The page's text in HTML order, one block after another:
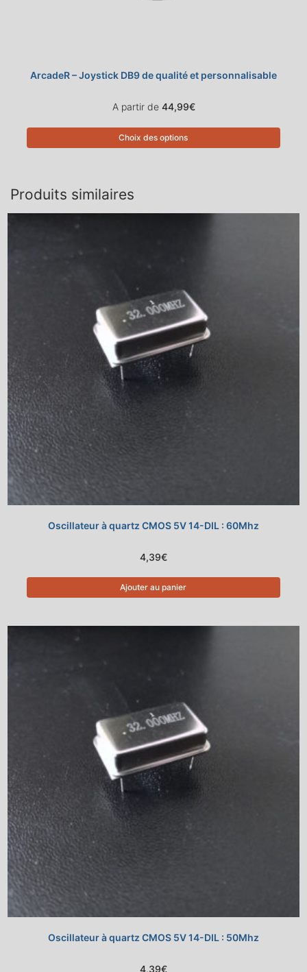
ArcadeR – Joystick DB9 de qualité et personnalisable
A partir de 44,99€
Choix des options
Produits similaires
Oscillateur à quartz CMOS 5V 14-DIL : 60Mhz
4,39€
Ajouter au panier
Oscillateur à quartz CMOS 5V 14-DIL : 50Mhz
4,39€